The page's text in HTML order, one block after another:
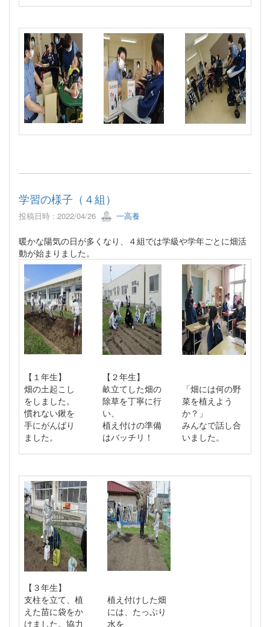
学習の様子（４組）
投稿日時 : 2022/04/26 一高養
暖かな陽気の日が多くなり、４組では学級や学年ごとに畑活
動が始まりました。
【１年生】
畑の土起こし
をしました。
慣れない鍬を
手にがんばり
ました。
【２年生】
畝立てした畑の
除草を丁寧に行
い、
植え付けの準備
はバッチリ！
「畑には何の野
菜を植えよう
か？」
みんなで話し合
いました。
【３年生】
支柱を立て、植
えた苗に袋をか
けました。協力
植え付けした畑
には、たっぷり
水を